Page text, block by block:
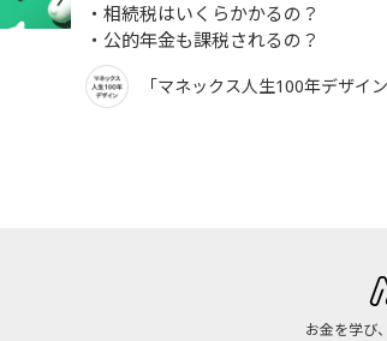
相続税はいくらかかるの？
公的年金も課税されるの？
「マネックス人生100年デザイ
お金を学び